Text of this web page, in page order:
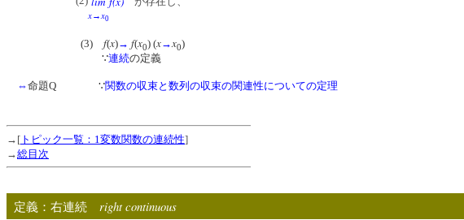
x→ x0
(3) f(x)→ f(x0) (x→x0)
∵連続の定義
⇔ 命題Q ∵関数の収束と数列の収束の関連性についての定理
→[ トピック一覧：1変数関数の連続性]
→総目次
定義：右連続 right continuous